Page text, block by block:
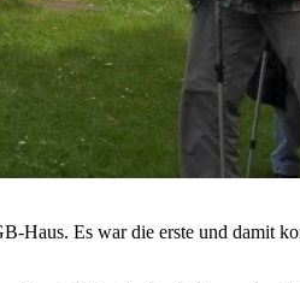
Haus. Es war die erste und damit